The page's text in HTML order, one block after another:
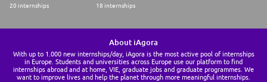
20 internships 18 internships
About iAgora
With up to 1.000 new internships/day, iAgora is the most active pool of internships
in Europe. Students and universities across Europe use our platform to find
internships abroad and at home, VIE, graduate jobs and graduate programmes. We
want to improve lives and help the planet through more meaningful internships.